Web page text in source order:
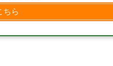
ちら